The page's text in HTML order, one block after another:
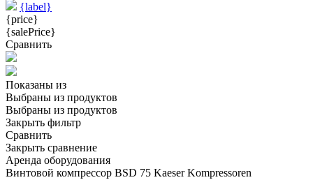
{label}
{price}
{salePrice}
Сравнить
Показаны из
Выбраны из продуктов
Выбраны из продуктов
Закрыть фильтр
Сравнить
Закрыть сравнение
Аренда оборудования
Винтовой компрессор BSD 75 Kaeser Kompressoren